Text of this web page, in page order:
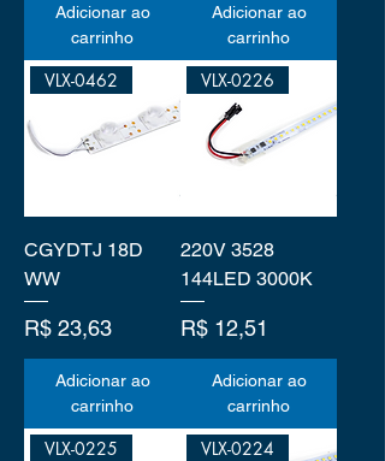
Adicionar ao
carrinho
Adicionar ao
carrinho
VLX-0462
CGYDTJ 18D
WW
Preço
R$ 23,63
Adicionar ao
carrinho
VLX-0226
220V 3528
144LED 3000K
Preço
R$ 12,51
Adicionar ao
carrinho
VLX-0225 VLX-0224